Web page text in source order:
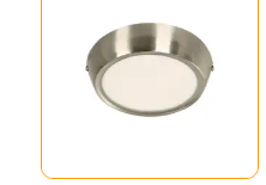
era:
Q315.00.